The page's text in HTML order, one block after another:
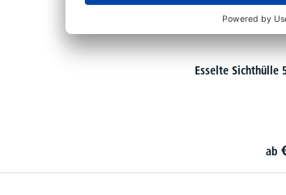
Esselte Sichthülle
ab